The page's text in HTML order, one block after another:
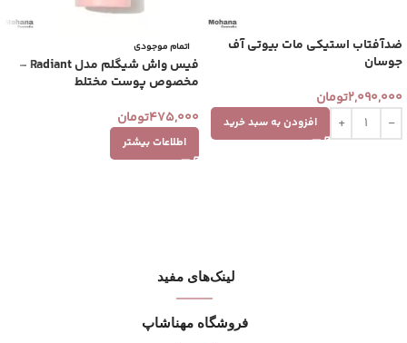
ضدآفتاب استیکی مات بیوتی آف‌
جوسان
2,090,000تومان
افزودن به سبد خرید
اتمام موجودی
فیس واش شیگلم مدل Radiant –
مخصوص پوست مختلط
475,000تومان
اطلاعات بیشتر
لینک‌های مفید
فروشگاه مهنا‌شاپ